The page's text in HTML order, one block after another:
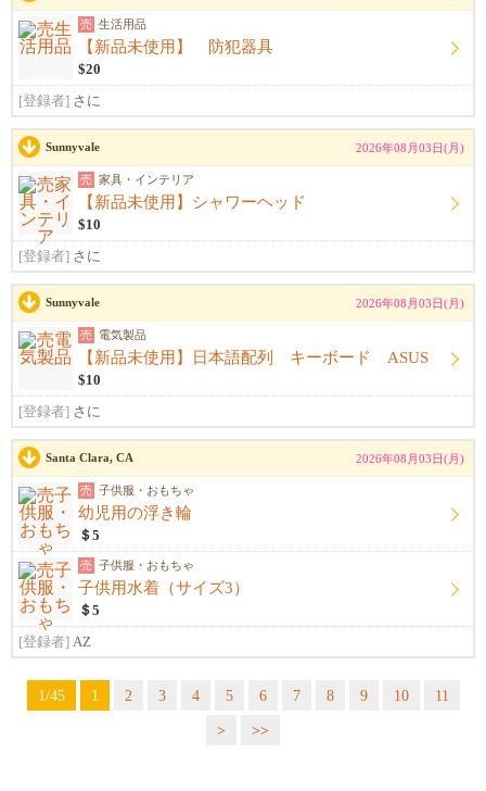
売 生活用品
【新品未使用】 防犯器具
$20
[登録者] さに
Sunnyvale 2026年08月03日(月)
売 家具・インテリア
【新品未使用】シャワーヘッド
$10
[登録者] さに
Sunnyvale 2026年08月03日(月)
売 電気製品
【新品未使用】日本語配列 キーボード ASUS
$10
[登録者] さに
Santa Clara, CA 2026年08月03日(月)
売 子供服・おもちゃ
幼児用の浮き輪
＄5
売 子供服・おもちゃ
子供用水着（サイズ3）
＄5
[登録者] AZ
1/45 1 2 3 4 5 6 7 8 9 10
11
>
>>